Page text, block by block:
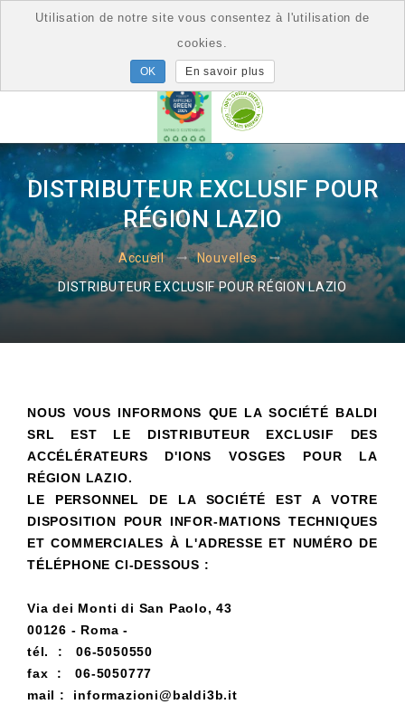
DISTRIBUTEUR EXCLUSIF POUR
RÉGION LAZIO
Accueil Nouvelles
DISTRIBUTEUR EXCLUSIF POUR RÉGION LAZIO
NOUS VOUS INFORMONS QUE LA SOCIÉTÉ BALDI
SRL EST LE DISTRIBUTEUR EXCLUSIF DES
ACCÉLÉRATEURS D'IONS VOSGES POUR LA
RÉGION LAZIO.
LE PERSONNEL DE LA SOCIÉTÉ EST A VOTRE
DISPOSITION POUR INFOR-MATIONS TECHNIQUES
ET COMMERCIALES À L'ADRESSE ET NUMÉRO DE
TÉLÉPHONE CI-DESSOUS :
Via dei Monti di San Paolo, 43
00126 - Roma -
tél. : 06-5050550
fax : 06-5050777
mail : informazioni@baldi3b.it
Utilisation de notre site vous consentez à l'utilisation de
cookies.
En savoir plus